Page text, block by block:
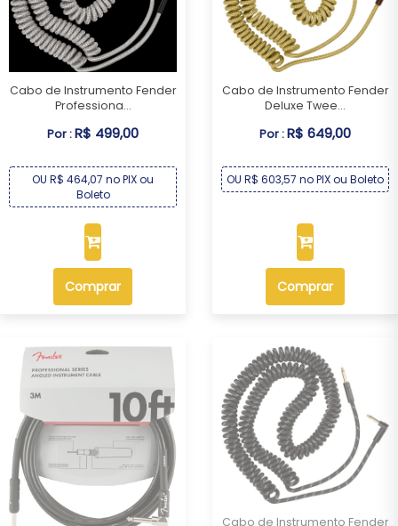
Cabo de Instrumento Fender
Professiona...
Por :R$ 499,00
OU R$ 464,07 no PIX ou
Boleto
Comprar
Cabo de Instrumento Fender
Deluxe Twee...
Por :R$ 649,00
OU R$ 603,57 no PIX ou Boleto
Comprar
Cabo de Instrumento Fender